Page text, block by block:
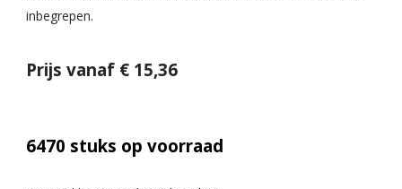
inbegrepen.
Prijs vanaf € 15,36
6470 stuks op voorraad